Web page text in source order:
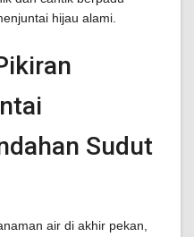
hijau alami.
Sudut
air di akhir pekan,